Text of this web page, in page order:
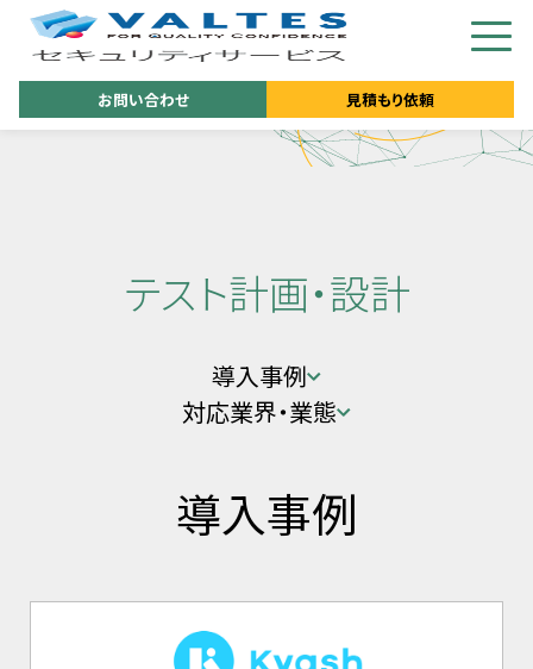
お問い合わせ 見積もり依頼
テスト計画・設計
導入事例
対応業界・業態
導入事例